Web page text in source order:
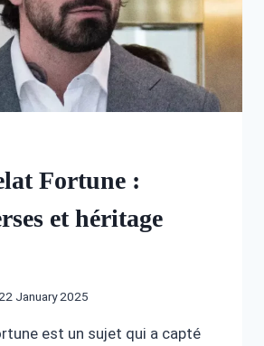
Fortune :
et héritage
January 2025
est un sujet qui a capté